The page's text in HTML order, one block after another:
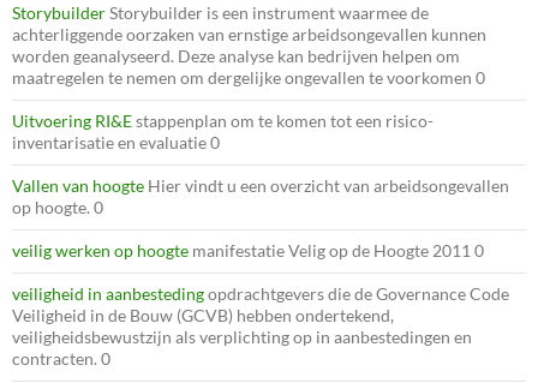
StorybuilderStorybuilder is een instrument waarmee de
achterliggende oorzaken van ernstige arbeidsongevallen kunnen
worden geanalyseerd. Deze analyse kan bedrijven helpen om
maatregelen te nemen om dergelijke ongevallen te voorkomen 0
Uitvoering RI&Estappenplan om te komen tot een risico-
inventarisatie en evaluatie 0
Vallen van hoogte Hier vindt u een overzicht van arbeidsongevallen
op hoogte. 0
veilig werken op hoogte manifestatie Velig op de Hoogte 2011 0
veiligheid in aanbestedingopdrachtgevers die de Governance Code
Veiligheid in de Bouw (GCVB) hebben ondertekend,
veiligheidsbewustzijn als verplichting op in aanbestedingen en
contracten. 0